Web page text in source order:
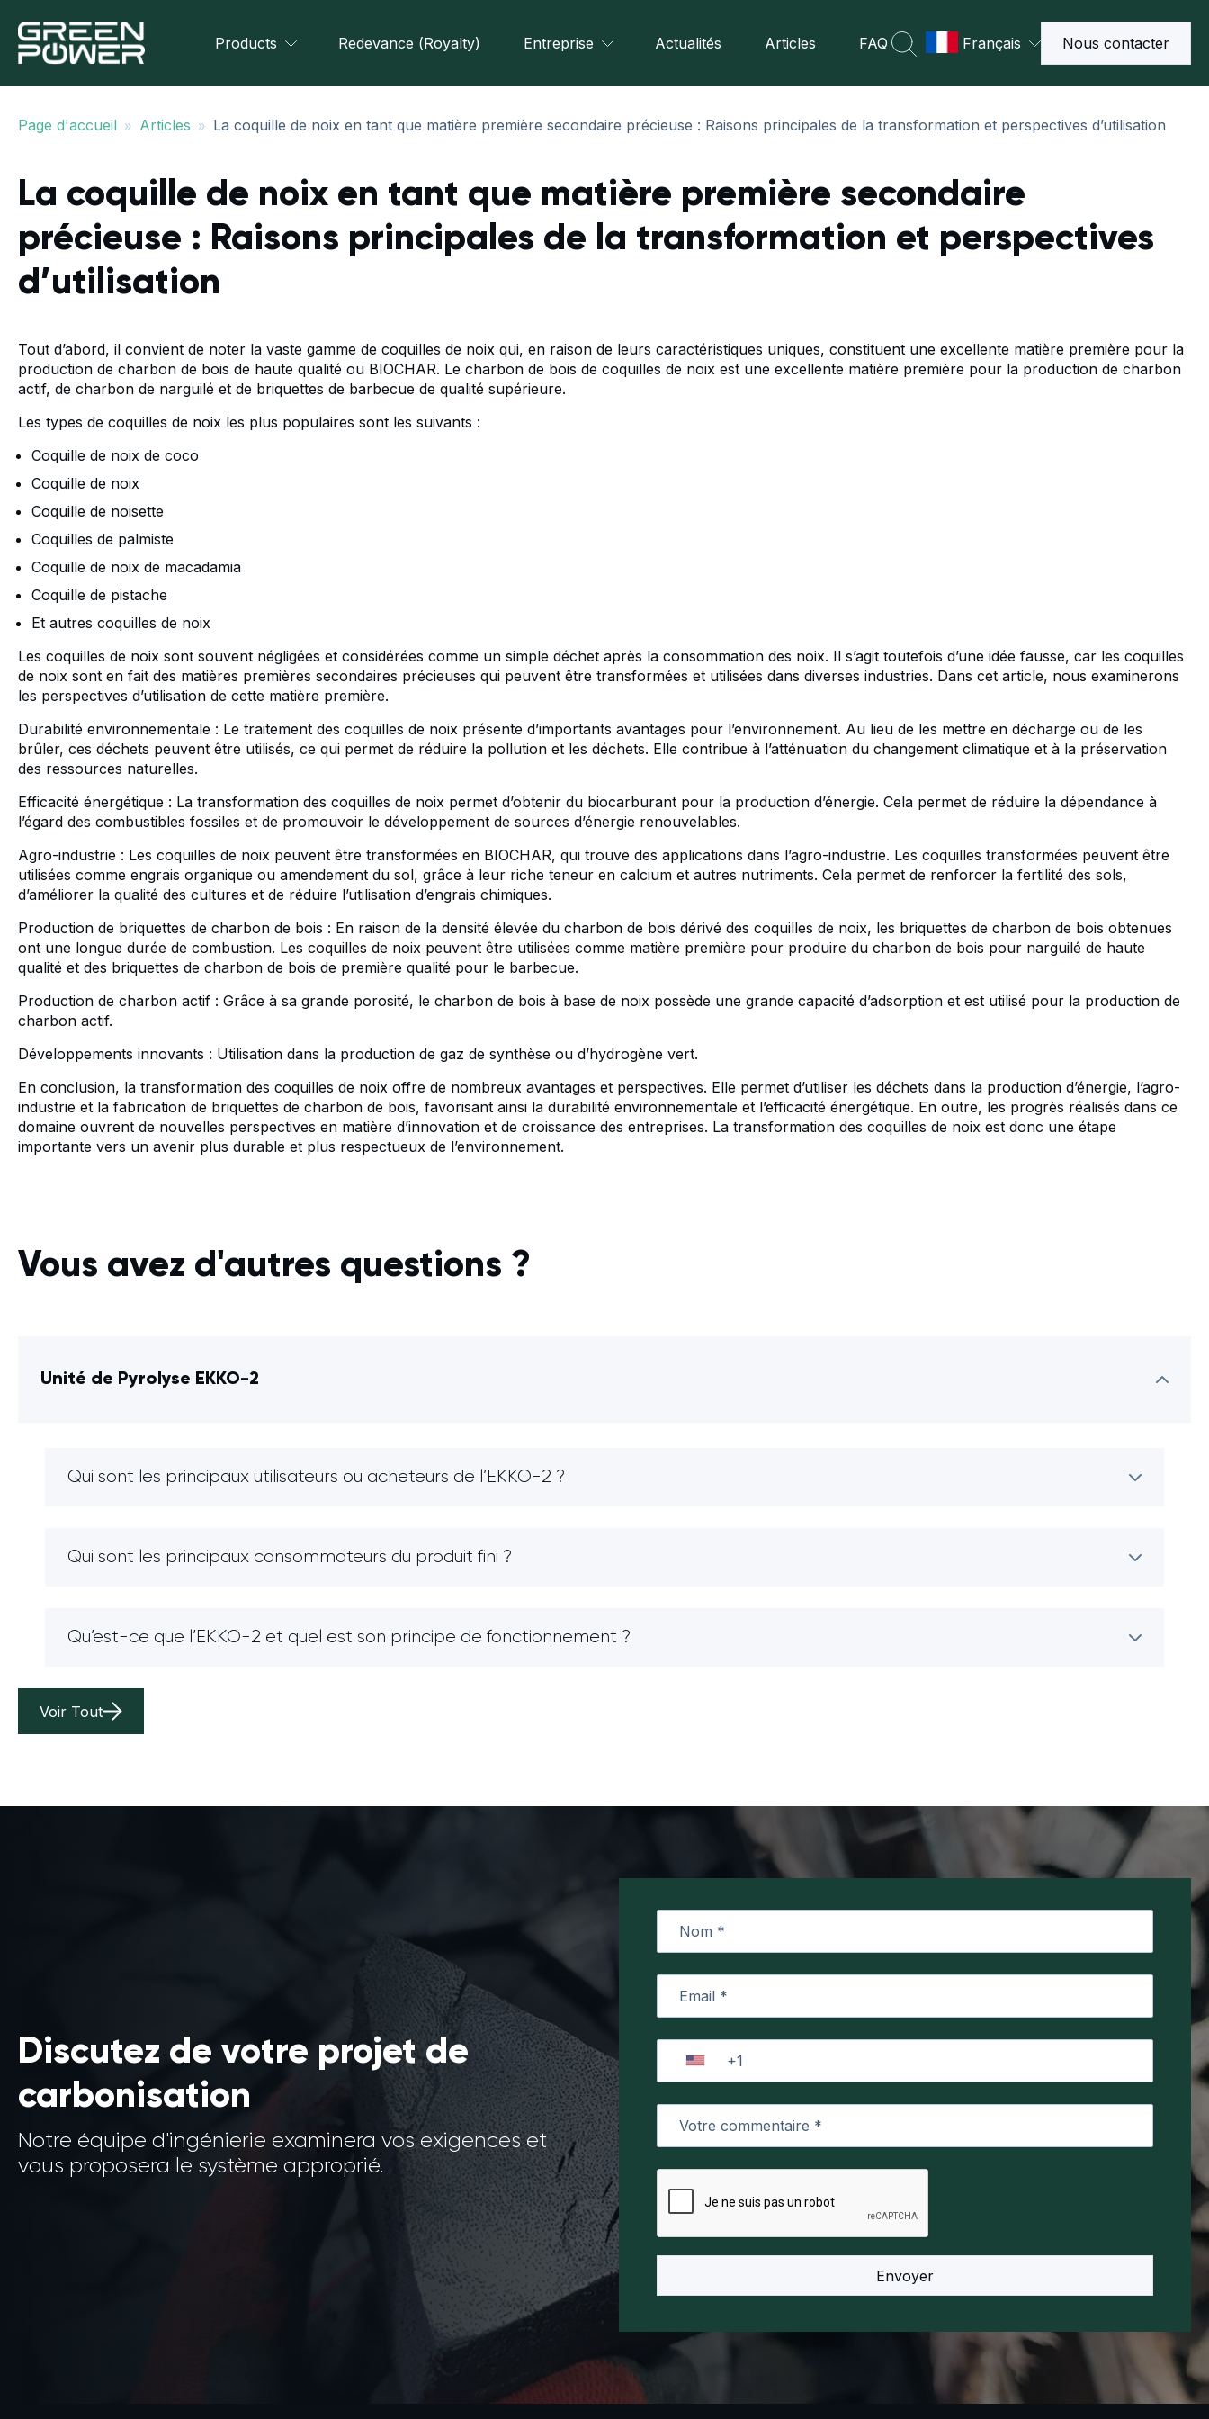
Products Redevance (Royalty) Entreprise Actualités Articles FAQ Français Nous contacter
Page d'accueil » Articles » La coquille de noix en tant que matière première secondaire précieuse : Raisons principales de la transformation et perspectives d’utilisation
La coquille de noix en tant que matière première secondaire
précieuse : Raisons principales de la transformation et perspectives
d’utilisation
Tout d’abord, il convient de noter la vaste gamme de coquilles de noix qui, en raison de leurs caractéristiques uniques, constituent une excellente matière première pour la
production de charbon de bois de haute qualité ou BIOCHAR. Le charbon de bois de coquilles de noix est une excellente matière première pour la production de charbon
actif, de charbon de narguilé et de briquettes de barbecue de qualité supérieure.
Les types de coquilles de noix les plus populaires sont les suivants :
Coquille de noix de coco
Coquille de noix
Coquille de noisette
Coquilles de palmiste
Coquille de noix de macadamia
Coquille de pistache
Et autres coquilles de noix
Les coquilles de noix sont souvent négligées et considérées comme un simple déchet après la consommation des noix. Il s’agit toutefois d’une idée fausse, car les coquilles
de noix sont en fait des matières premières secondaires précieuses qui peuvent être transformées et utilisées dans diverses industries. Dans cet article, nous examinerons
les perspectives d’utilisation de cette matière première.
Durabilité environnementale : Le traitement des coquilles de noix présente d’importants avantages pour l’environnement. Au lieu de les mettre en décharge ou de les
brûler, ces déchets peuvent être utilisés, ce qui permet de réduire la pollution et les déchets. Elle contribue à l’atténuation du changement climatique et à la préservation
des ressources naturelles.
Efficacité énergétique : La transformation des coquilles de noix permet d’obtenir du biocarburant pour la production d’énergie. Cela permet de réduire la dépendance à
l’égard des combustibles fossiles et de promouvoir le développement de sources d’énergie renouvelables.
Agro-industrie : Les coquilles de noix peuvent être transformées en BIOCHAR, qui trouve des applications dans l’agro-industrie. Les coquilles transformées peuvent être
utilisées comme engrais organique ou amendement du sol, grâce à leur riche teneur en calcium et autres nutriments. Cela permet de renforcer la fertilité des sols,
d’améliorer la qualité des cultures et de réduire l’utilisation d’engrais chimiques.
Production de briquettes de charbon de bois : En raison de la densité élevée du charbon de bois dérivé des coquilles de noix, les briquettes de charbon de bois obtenues
ont une longue durée de combustion. Les coquilles de noix peuvent être utilisées comme matière première pour produire du charbon de bois pour narguilé de haute
qualité et des briquettes de charbon de bois de première qualité pour le barbecue.
Production de charbon actif : Grâce à sa grande porosité, le charbon de bois à base de noix possède une grande capacité d’adsorption et est utilisé pour la production de
charbon actif.
Développements innovants : Utilisation dans la production de gaz de synthèse ou d’hydrogène vert.
En conclusion, la transformation des coquilles de noix offre de nombreux avantages et perspectives. Elle permet d’utiliser les déchets dans la production d’énergie, l’agro-
industrie et la fabrication de briquettes de charbon de bois, favorisant ainsi la durabilité environnementale et l’efficacité énergétique. En outre, les progrès réalisés dans ce
domaine ouvrent de nouvelles perspectives en matière d’innovation et de croissance des entreprises. La transformation des coquilles de noix est donc une étape
importante vers un avenir plus durable et plus respectueux de l’environnement.
Vous avez d'autres questions ?
Unité de Pyrolyse EKKO-2
Qui sont les principaux utilisateurs ou acheteurs de l’EKKO-2 ?
Qui sont les principaux consommateurs du produit fini ?
Qu’est-ce que l’EKKO-2 et quel est son principe de fonctionnement ?
Voir Tout
Discutez de votre projet de
carbonisation
Notre équipe d'ingénierie examinera vos exigences et
vous proposera le système approprié.